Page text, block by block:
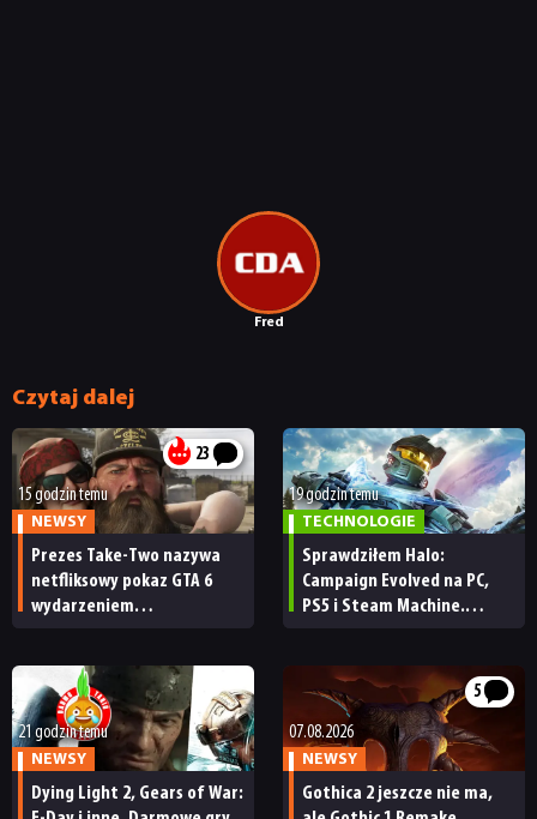
NEWSY
RECENZJE
Fred
Czytaj dalej
23
15 godzin temu
NEWSY
Prezes Take-Two nazywa
netfliksowy pokaz GTA 6
wydarzeniem
ma subskrybentów
19 godzin temu
TECHNOLOGIE
Sprawdziłem Halo:
Campaign Evolved na PC,
PS5 i Steam Machine.
[RECENZJA TECHNICZNA]
21 godzin temu
NEWSY
Dying Light 2, Gears of War:
5
07.08.2026
NEWSY
Gothica 2 jeszcze nie ma,